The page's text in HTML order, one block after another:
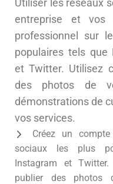
entreprise et
professionnel sur
populaires tels que
et Twitter. Utilisez
des photos de
démonstrations de
vos services.
Créez un
sociaux les plus
Instagram et
publier des photos